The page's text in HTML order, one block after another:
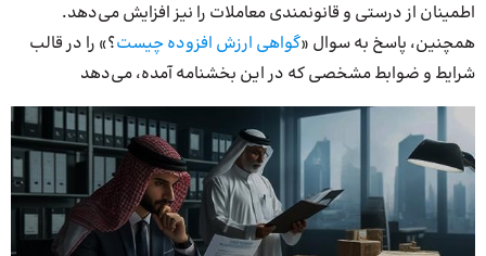
اطمینان از درستی و قانونمندی معاملات را نیز افزایش می‌دهد.
همچنین، پاسخ به سوال «گواهی ارزش افزوده چیست؟» را در قالب
شرایط و ضوابط مشخصی که در این بخشنامه آمده، می‌دهد